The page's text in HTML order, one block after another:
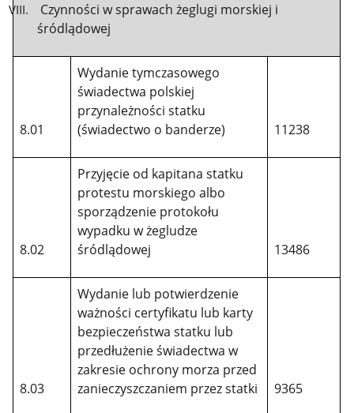
Czynności w sprawach żeglugi morskiej i
śródlądowej
8.01
Wydanie tymczasowego
świadectwa polskiej
przynależności statku
(świadectwo o banderze)
11238
8.02
Przyjęcie od kapitana statku
protestu morskiego albo
sporządzenie protokołu
wypadku w żegludze
śródlądowej
13486
8.03
Wydanie lub potwierdzenie
ważności certyfikatu lub karty
bezpieczeństwa statku lub
przedłużenie świadectwa w
zakresie ochrony morza przed
zanieczyszczaniem przez statki
9365